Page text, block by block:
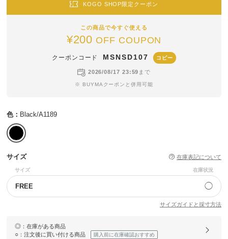
KOGO SHOP限定クーポン
この商品で今すぐ使える
¥200 OFF COUPON
クーポンコード MSNSD107 コピー
2026/08/17 23:59 まで
※ BUYMAクーポンと併用可能
色： Black/A1189
サイズ 在庫表記について
サイズ 在庫状況
FREE ◯
サイズガイドと採寸方法
◎ ：在庫がある商品
○ ：注文後に買い付ける商品 購入前に在庫確認おすすめ